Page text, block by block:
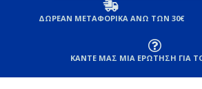
ΔΩΡΕΑΝ ΜΕΤΑΦΟΡΙΚΑ ΑΝΩ ΤΩΝ 30€
ΚΑΝΤΕ ΜΑΣ ΜΙΑ ΕΡΩΤΗΣΗ ΓΙΑ